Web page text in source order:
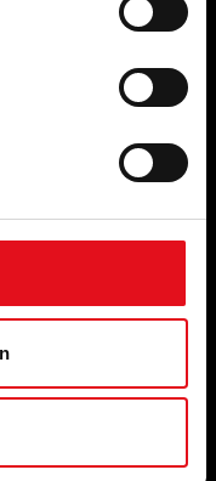
ale často aj
sú
spoločnosť
široký sortiment
zamykania a
v kvalite